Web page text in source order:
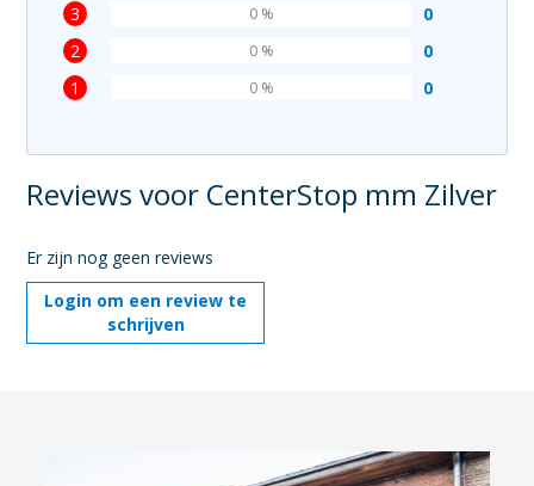
3 0
0 %
2 0
0 %
1 0
0 %
Reviews voor CenterStop mm Zilver
Er zijn nog geen reviews
Login om een review te
schrijven